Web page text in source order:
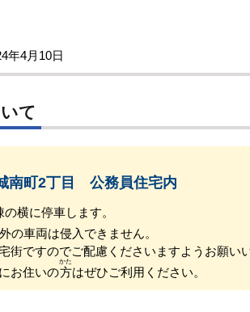
年4月10日
て
南町2丁目 公務員住宅内
横に停車します。
の車両は侵入できません。
街ですのでご配慮くださいますようお願い
お住いの方
かた
はぜひご利用ください。